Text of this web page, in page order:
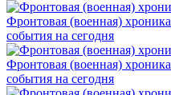
Фронтовая (военная)
события на сегодня
Фронтовая (военная)
события на сегодня